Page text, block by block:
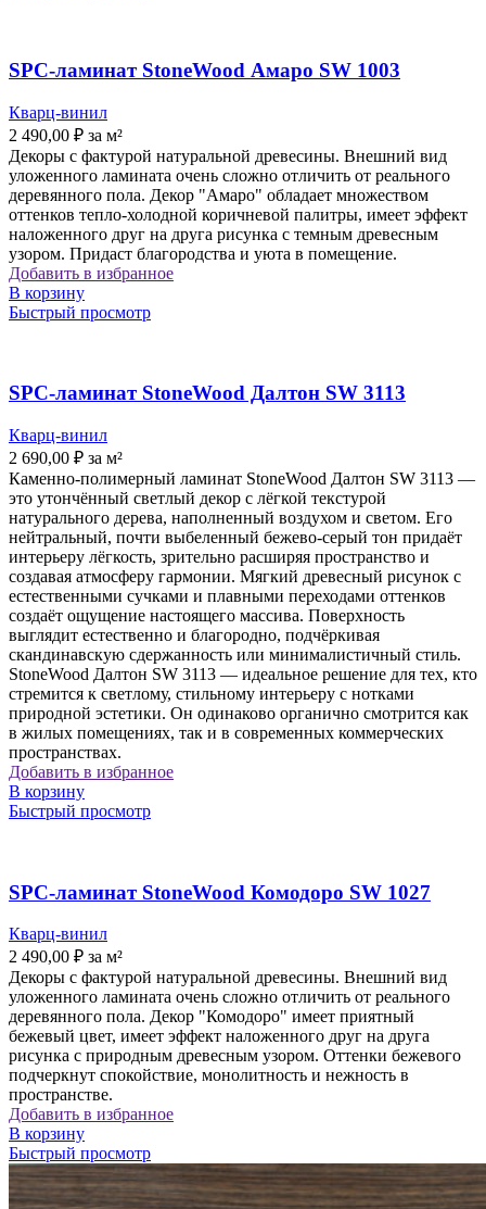
SPC-ламинат StoneWood Амаро SW 1003
Кварц-винил
2 490,00 ₽ за м²
Декоры с фактурой натуральной древесины. Внешний вид
уложенного ламината очень сложно отличить от реального
деревянного пола. Декор "Амаро" обладает множеством
оттенков тепло-холодной коричневой палитры, имеет эффект
наложенного друг на друга рисунка с темным древесным
узором. Придаст благородства и уюта в помещение.
Добавить в избранное
В корзину
Быстрый просмотр
SPC-ламинат StoneWood Далтон SW 3113
Кварц-винил
2 690,00 ₽ за м²
Каменно-полимерный ламинат StoneWood Далтон SW 3113 —
это утончённый светлый декор с лёгкой текстурой
натурального дерева, наполненный воздухом и светом. Его
нейтральный, почти выбеленный бежево-серый тон придаёт
интерьеру лёгкость, зрительно расширяя пространство и
создавая атмосферу гармонии. Мягкий древесный рисунок с
естественными сучками и плавными переходами оттенков
создаёт ощущение настоящего массива. Поверхность
выглядит естественно и благородно, подчёркивая
скандинавскую сдержанность или минималистичный стиль.
StoneWood Далтон SW 3113 — идеальное решение для тех, кто
стремится к светлому, стильному интерьеру с нотками
природной эстетики. Он одинаково органично смотрится как
в жилых помещениях, так и в современных коммерческих
пространствах.
Добавить в избранное
В корзину
Быстрый просмотр
SPC-ламинат StoneWood Комодоро SW 1027
Кварц-винил
2 490,00 ₽ за м²
Декоры с фактурой натуральной древесины. Внешний вид
уложенного ламината очень сложно отличить от реального
деревянного пола. Декор "Комодоро" имеет приятный
бежевый цвет, имеет эффект наложенного друг на друга
рисунка с природным древесным узором. Оттенки бежевого
подчеркнут спокойствие, монолитность и нежность в
пространстве.
Добавить в избранное
В корзину
Быстрый просмотр